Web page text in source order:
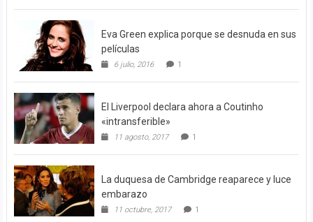
Eva Green explica porque se desnuda en sus
películas
6 julio, 2016 1
El Liverpool declara ahora a Coutinho
«intransferible»
11 agosto, 2017 1
La duquesa de Cambridge reaparece y luce
embarazo
11 octubre, 2017 1